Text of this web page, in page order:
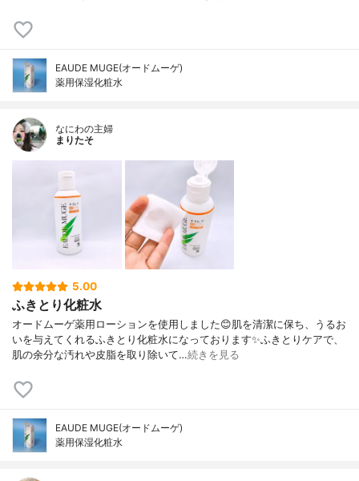
EAUDE MUGE(オードムーゲ)
薬用保湿化粧水
なにわの主婦
まりたそ
5.00
ふきとり化粧水
オードムーゲ薬用ローションを使用しました😊肌を清潔に保ち、うるお
いを与えてくれるふきとり化粧水になっております✨ふきとりケアで、
肌の余分な汚れや皮脂を取り除いて…続きを見る
EAUDE MUGE(オードムーゲ)
薬用保湿化粧水